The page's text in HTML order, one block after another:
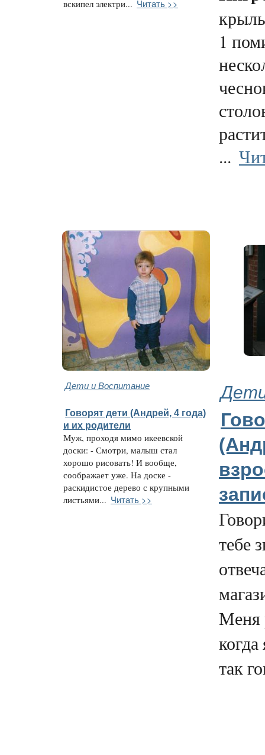
вскипел электри... Читать >>
1
...
Дети и Воспитание
Говорят дети (Андрей, 4 года)
и их родители
Муж, проходя мимо икеевской
доски: - Смотри, малыш стал
хорошо рисовать! И вообще,
соображает уже. На доске -
раскидистое дерево с крупными
листьями... Читать >>
тебе
Меня
так